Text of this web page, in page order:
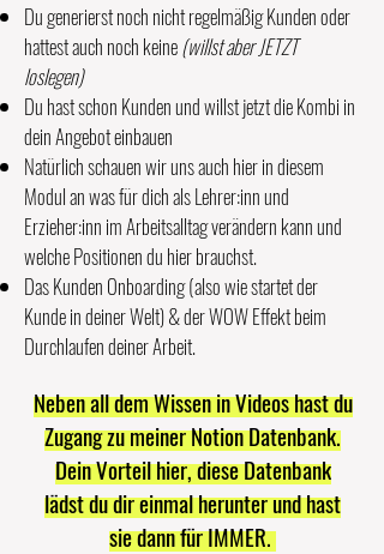
Du generierst noch nicht regelmäßig Kunden oder
hattest auch noch keine(willst aber JETZT
loslegen)
Du hast schon Kunden und willst jetzt die Kombi in
dein Angebot einbauen
Natürlich schauen wir uns auch hier in diesem
Modul an was für dich als Lehrer:inn und
Erzieher:inn im Arbeitsalltag verändern kann und
welche Positionen du hier brauchst.
Das Kunden Onboarding (also wie startet der
Kunde in deiner Welt) & der WOW Effekt beim
Durchlaufen deiner Arbeit.
Neben all dem Wissen in Videos hast du
Zugang zu meiner Notion Datenbank.
Dein Vorteil hier, diese Datenbank
lädstdu dir einmal herunter und hast
sie dann für IMMER.